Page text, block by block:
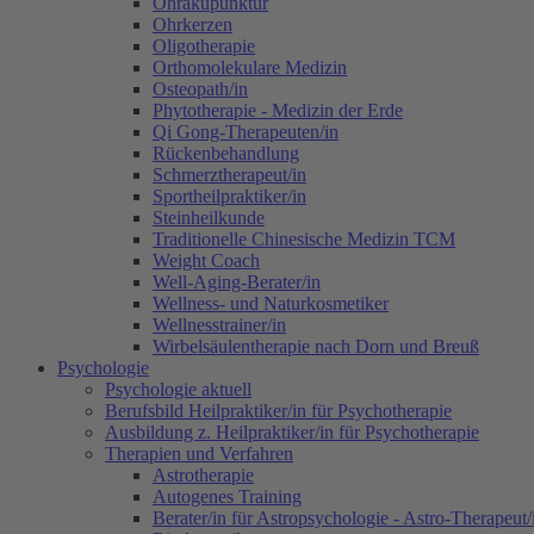
Ohrkerzen
Oligotherapie
Orthomolekulare Medizin
Osteopath/in
Phytotherapie - Medizin der Erde
Qi Gong-Therapeuten/in
Rückenbehandlung
Schmerztherapeut/in
Sportheilpraktiker/in
Steinheilkunde
Traditionelle Chinesische Medizin TCM
Weight Coach
Well-Aging-Berater/in
Wellness- und Naturkosmetiker
Wellnesstrainer/in
Wirbelsäulentherapie nach Dorn und Breuß
Psychologie
Psychologie aktuell
Berufsbild Heilpraktiker/in für Psychotherapie
Ausbildung z. Heilpraktiker/in für Psychotherapie
Therapien und Verfahren
Astrotherapie
Autogenes Training
Berater/in für Astropsychologie - Astro-